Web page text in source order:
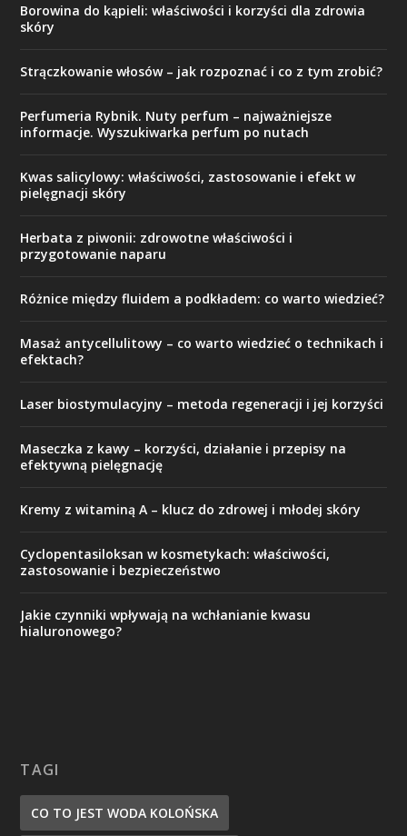
Borowina do kąpieli: właściwości i korzyści dla zdrowia
skóry
Strączkowanie włosów – jak rozpoznać i co z tym zrobić?
Perfumeria Rybnik. Nuty perfum – najważniejsze
informacje. Wyszukiwarka perfum po nutach
Kwas salicylowy: właściwości, zastosowanie i efekt w
pielęgnacji skóry
Herbata z piwonii: zdrowotne właściwości i
przygotowanie naparu
Różnice między fluidem a podkładem: co warto wiedzieć?
Masaż antycellulitowy – co warto wiedzieć o technikach i
efektach?
Laser biostymulacyjny – metoda regeneracji i jej korzyści
Maseczka z kawy – korzyści, działanie i przepisy na
efektywną pielęgnację
Kremy z witaminą A – klucz do zdrowej i młodej skóry
Cyclopentasiloksan w kosmetykach: właściwości,
zastosowanie i bezpieczeństwo
Jakie czynniki wpływają na wchłanianie kwasu
hialuronowego?
TAGI
CO TO JEST WODA KOLOŃSKA